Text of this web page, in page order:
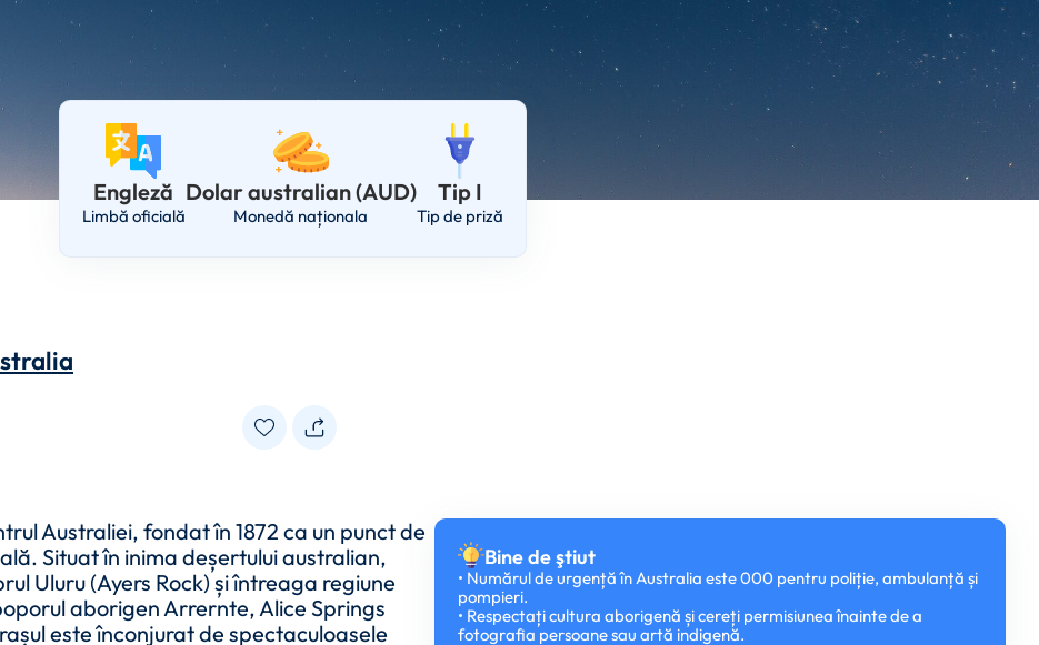
Engleză
Limbă oficială
Dolar australian (AUD)
Monedă naționala
Tip I
Tip de priză
Australiei, fondat în 1872 ca un punct de
Situat în inima deșertului australian,
Uluru (Ayers Rock) și întreaga regiune
aborigen Arrernte, Alice Springs
este înconjurat de spectaculoasele
Bine de ştiut
• Numărul de urgență în Australia este 000 pentru poliție, ambulanță și
pompieri.
• Respectați cultura aborigenă și cereți permisiunea înainte de a
fotografia persoane sau artă indigenă.